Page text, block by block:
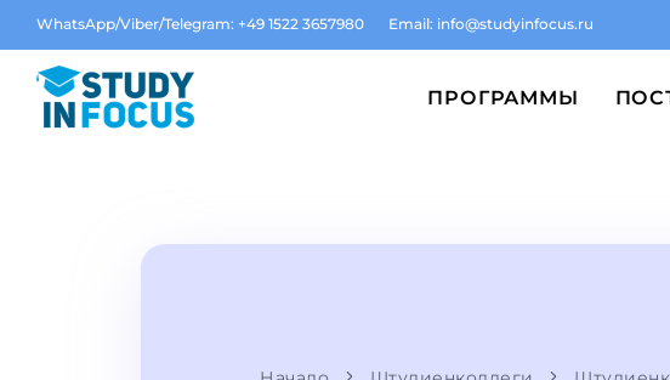
WhatsApp/Viber/Telegram: +49 1522 3657980 Email: info@studyinfocus.ru
ПРОГРАММЫ